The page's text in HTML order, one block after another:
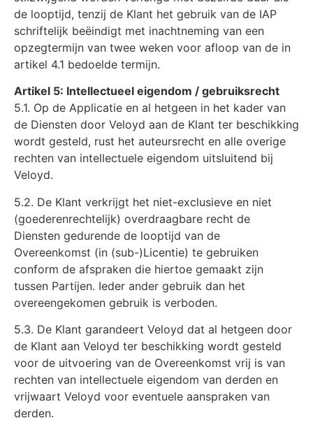
de looptijd, tenzij de Klant het gebruik van de IAP
schriftelijk beëindigt met inachtneming van een
opzegtermijn van twee weken voor afloop van de in
artikel 4.1 bedoelde termijn.
Artikel 5: Intellectueel eigendom / gebruiksrecht
5.1. Op de Applicatie en al hetgeen in het kader van
de Diensten door Veloyd aan de Klant ter beschikking
wordt gesteld, rust het auteursrecht en alle overige
rechten van intellectuele eigendom uitsluitend bij
Veloyd.
5.2. De Klant verkrijgt het niet-exclusieve en niet
(goederenrechtelijk) overdraagbare recht de
Diensten gedurende de looptijd van de
Overeenkomst (in (sub-)Licentie) te gebruiken
conform de afspraken die hiertoe gemaakt zijn
tussen Partijen. Ieder ander gebruik dan het
overeengekomen gebruik is verboden.
5.3. De Klant garandeert Veloyd dat al hetgeen door
de Klant aan Veloyd ter beschikking wordt gesteld
voor de uitvoering van de Overeenkomst vrij is van
rechten van intellectuele eigendom van derden en
vrijwaart Veloyd voor eventuele aanspraken van
derden.